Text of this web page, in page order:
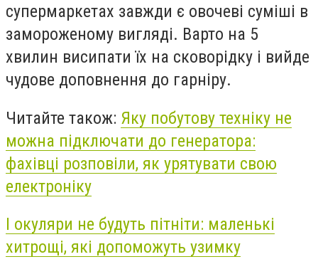
супермаркетах завжди є овочеві суміші в
замороженому вигляді. Варто на 5
хвилин висипати їх на сковорідку і вийде
чудове доповнення до гарніру.
Читайте також: Яку побутову техніку не
можна підключати до генератора:
фахівці розповіли, як урятувати свою
електроніку
І окуляри не будуть пітніти: маленькі
хитрощі, які допоможуть узимку